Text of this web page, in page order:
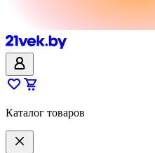
Каталог товаров